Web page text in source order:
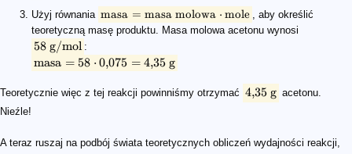
Użyj równania masa = masa molowa ⋅ mole
, aby określić
teoretyczną masę produktu. Masa molowa acetonu wynosi
58 g/mol :
masa = 58 ⋅ 0,075 = 4,35 g
Teoretycznie więc z tej reakcji powinniśmy otrzymać 4,35 g acetonu.
Nieźle!
A teraz ruszaj na podbój świata teoretycznych obliczeń wydajności reakcji,